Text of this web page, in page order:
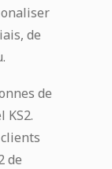
de
de
KS2.
de